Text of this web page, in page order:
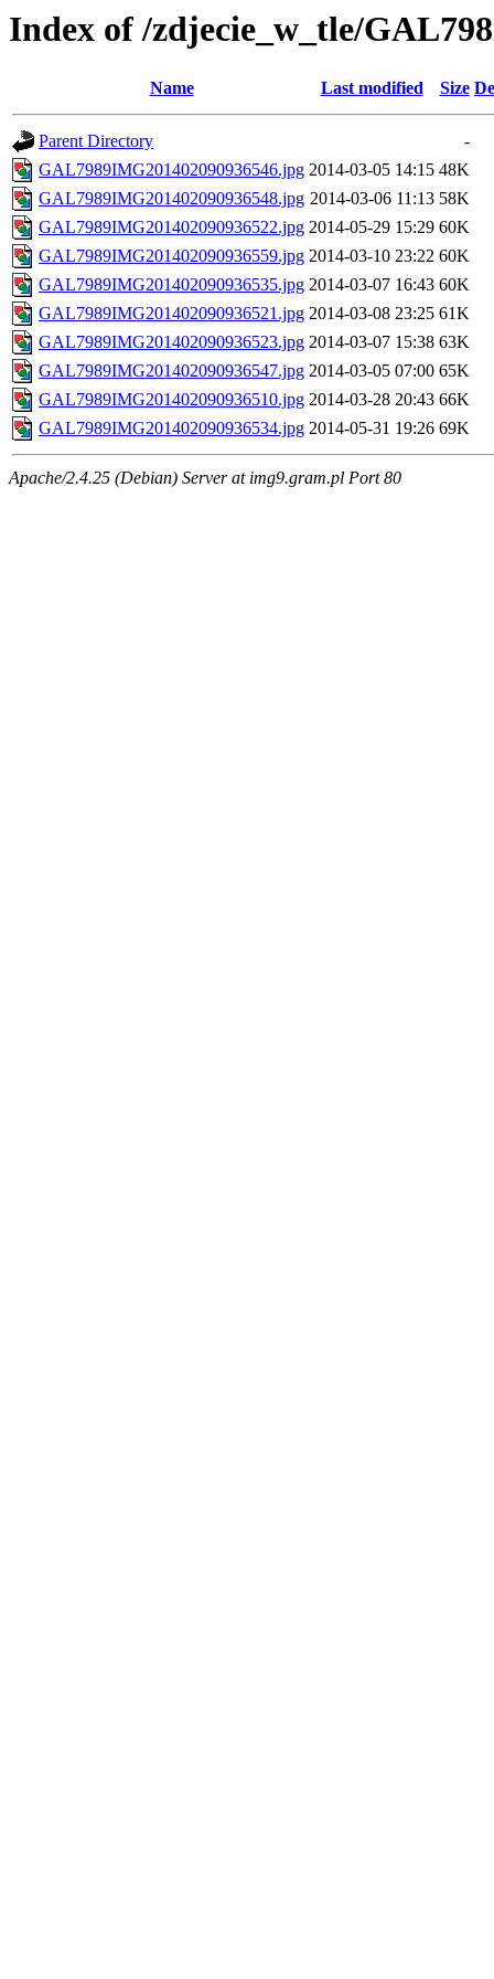
Index of /zdjecie_w_tle/
Name Last modified Size
Parent Directory
-
GAL7989IMG201402090936546.jpg 2014-03-05 14:15 48K
GAL7989IMG201402090936548.jpg 2014-03-06 11:13 58K
GAL7989IMG201402090936522.jpg 2014-05-29 15:29 60K
GAL7989IMG201402090936559.jpg 2014-03-10 23:22 60K
GAL7989IMG201402090936535.jpg 2014-03-07 16:43 60K
GAL7989IMG201402090936521.jpg 2014-03-08 23:25 61K
GAL7989IMG201402090936523.jpg 2014-03-07 15:38 63K
GAL7989IMG201402090936547.jpg 2014-03-05 07:00 65K
GAL7989IMG201402090936510.jpg 2014-03-28 20:43 66K
GAL7989IMG201402090936534.jpg 2014-05-31 19:26 69K
Apache/2.4.25 (Debian) Server at img9.gram.pl Port 80